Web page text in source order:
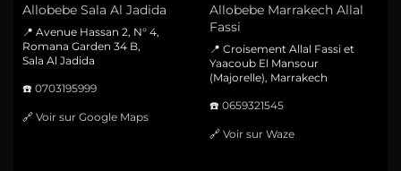
Allobebe Sala Al Jadida
📍 Avenue Hassan 2, N° 4,
Romana Garden 34 B,
Sala Al Jadida
☎️ 0703195999
🔗 Voir sur Google Maps
Allobebe Marrakech Allal
Fassi
📍 Croisement Allal Fassi et
Yaacoub El Mansour
(Majorelle), Marrakech
☎️ 0659321545
🔗 Voir sur Waze